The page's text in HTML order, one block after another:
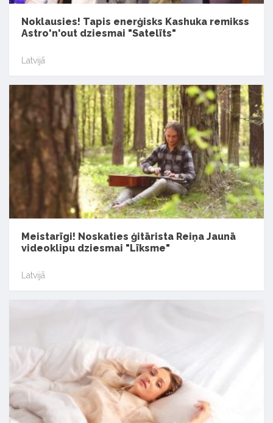
Noklausies! Tapis enerģisks Kashuka remikss
Astro'n'out dziesmai "Satelīts"
Latvijā
Meistarīgi! Noskaties ģitārista Reiņa Jaunā
videoklipu dziesmai "Līksme"
Latvijā